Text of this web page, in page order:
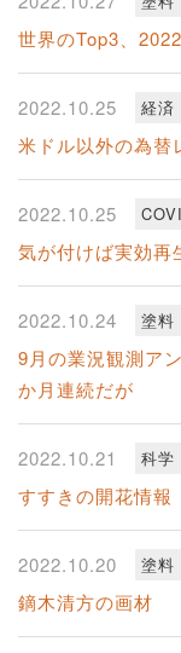
世界のTop3、
2022.10.25 経済
米ドル以外の為替
2022.10.25
気が付けば実効再
2022.10.24 塗料
9月の業況観測ア
か月連続だが
2022.10.21 科学
すすきの開花情報
2022.10.20 塗料
鏑木清方の画材